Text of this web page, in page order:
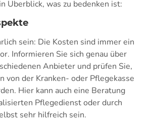
Überblick, was zu bedenken ist:
sein: Die Kosten sind immer ein
Informieren Sie sich genau über
Anbieter und prüfen Sie,
von der Kranken- oder Pflegekasse
Hier kann auch eine Beratung
Pflegedienst oder durch
sehr hilfreich sein.